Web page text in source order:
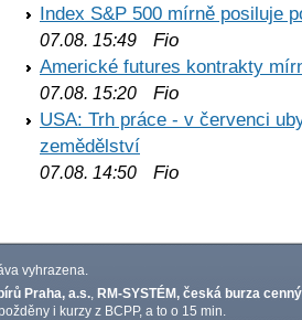
Index S&P 500 mírně posiluje
07.08. 15:49 Fio
Americké futures kontrakty
07.08. 15:20 Fio
USA: Trh práce - v červenci
zemědělství
07.08. 14:50 Fio
vyhrazena.
Praha, a.s., RM-SYSTÉM, česká burza
i kurzy z BCPP, a to o 15 min.